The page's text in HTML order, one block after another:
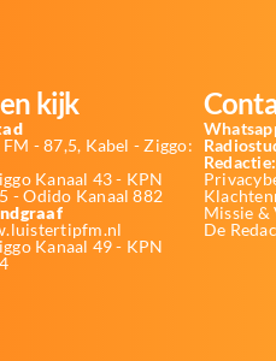
kijk
FM - 87,5, Kabel - Ziggo:
Kanaal 43 - KPN
- Odido Kanaal 882
Kanaal 49 - KPN
Redactie:
Missie &
De